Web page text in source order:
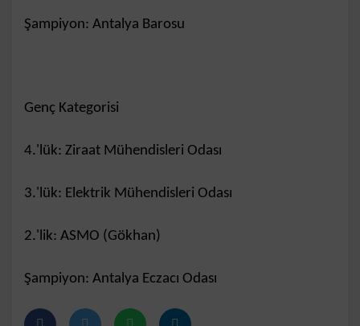
Şampiyon: Antalya Barosu
Genç Kategorisi
​4.'lük: Ziraat Mühendisleri Odası
​3.'lük: Elektrik Mühendisleri Odası
​2.'lik: ASMO (Gökhan)
Şampiyon: Antalya Eczacı Odası